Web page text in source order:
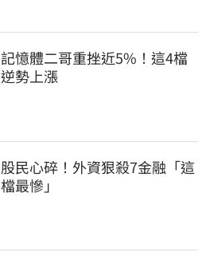
記憶體二哥重挫近5%！這4檔
逆勢上漲
股民心碎！外資狠殺7金融「這
檔最慘」